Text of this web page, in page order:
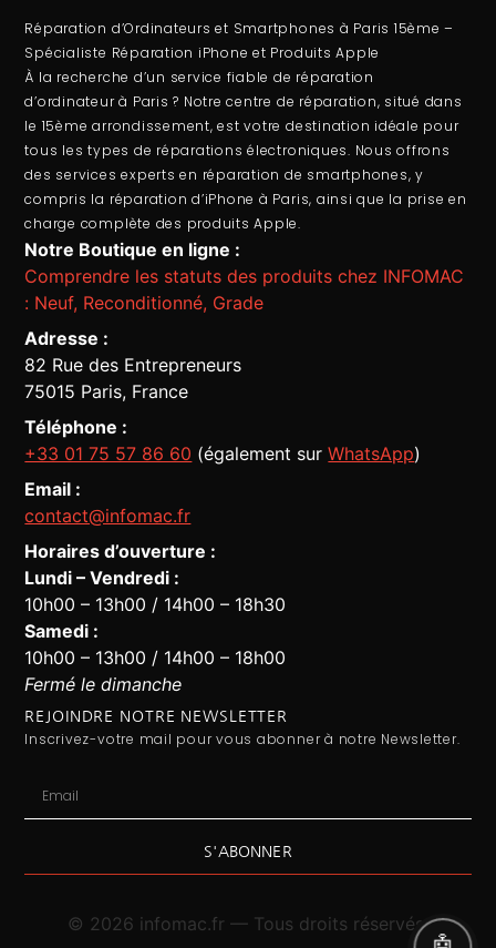
Réparation d’Ordinateurs et Smartphones à Paris 15ème –
Spécialiste Réparation iPhone et Produits Apple
À la recherche d’un service fiable de réparation
d’ordinateurà Paris ? Notre centre de réparation, situé dans
le 15ème arrondissement, est votre destination idéale pour
tous les types de réparations électroniques. Nous offrons
des services experts en réparation de smartphones, y
compris la réparation d’iPhone à Paris, ainsi que la prise en
charge complète des produits Apple.
Notre Boutique en ligne :
Comprendre les statuts des produits chez INFOMAC
: Neuf, Reconditionné, Grade
Adresse :
82 Rue des Entrepreneurs
75015 Paris, France
Téléphone :
+33 01 75 57 86 60 (également surWhatsApp)
Email :
contact@infomac.fr
Horaires d’ouverture :
Lundi – Vendredi :
10h00 – 13h00 / 14h00 – 18h30
Samedi :
10h00 – 13h00 / 14h00 – 18h00
Fermé le dimanche
REJOINDRE NOTRE NEWSLETTER
Inscrivez-votre mail pour vous abonner à notre Newsletter.
S'ABONNER
© 2026 infomac.fr — Tous droits réservés.
Assistant Infomac